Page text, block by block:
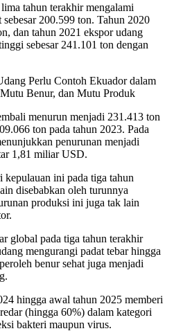
tahun terakhir mengalami
200.599 ton. Tahun 2020
dan tahun 2021 ekspor udang
sebesar 241.101 ton dengan
menurun menjadi 231.413 ton
ton pada tahun 2023. Pada
penurunan menjadi
1,81 miliar USD.
kepulauan ini pada tiga tahun
disebabkan oleh turunnya
produksi ini juga tak lain
global pada tiga tahun terakhir
mengurangi padat tebar hingga
benur sehat juga menjadi
hingga awal tahun 2025 memberi
(hingga 60%) dalam kategori
bakteri maupun virus.